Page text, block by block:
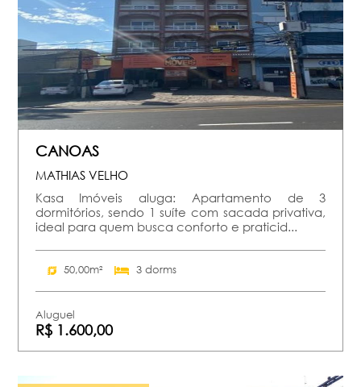
CANOAS
MATHIAS VELHO
Kasa Imóveis aluga: Apartamento de 3
dormitórios, sendo 1 suíte com sacada privativa,
ideal para quem busca conforto e praticid...
50,00m² 3 dorms
Aluguel
R$ 1.600,00